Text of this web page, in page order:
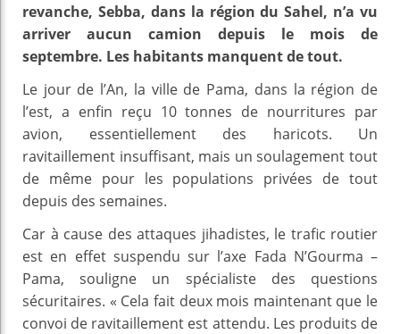
revanche, Sebba, dans la région du Sahel, n’a vu
arriver aucun camion depuis le mois de
septembre. Les habitants manquent de tout.
Le jour de l’An, la ville de Pama, dans la région de
l’est, a enfin reçu 10 tonnes de nourritures par
avion, essentiellement des haricots. Un
ravitaillement insuffisant, mais un soulagement tout
de même pour les populations privées de tout
depuis des semaines.
Car à cause des attaques jihadistes, le trafic routier
est en effet suspendu sur l’axe Fada N’Gourma –
Pama, souligne un spécialiste des questions
sécuritaires. « Cela fait deux mois maintenant que le
convoi de ravitaillement est attendu. Les produits de